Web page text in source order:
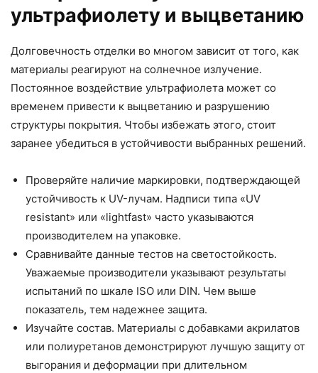
ультрафиолету и выцветанию
Долговечность отделки во многом зависит от того, как
материалы реагируют на солнечное излучение.
Постоянное воздействие ультрафиолета может со
временем привести к выцветанию и разрушению
структуры покрытия. Чтобы избежать этого, стоит
заранее убедиться в устойчивости выбранных решений.
Проверяйте наличие маркировки, подтверждающей
устойчивость к UV-лучам. Надписи типа «UV
resistant» или «lightfast» часто указываются
производителем на упаковке.
Сравнивайте данные тестов на светостойкость.
Уважаемые производители указывают результаты
испытаний по шкале ISO или DIN. Чем выше
показатель, тем надежнее защита.
Изучайте состав. Материалы с добавками акрилатов
или полиуретанов демонстрируют лучшую защиту от
выгорания и деформации при длительном